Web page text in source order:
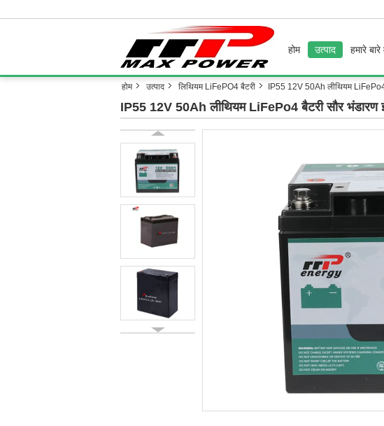
होम उत्पाद हमारे बारे
होम उत्पाद लिथियम LiFePO4 बैटरी IP55 12V 50Ah लीथियम LiFePo4
IP55 12V 50Ah लीथियम LiFePo4 बैटरी सौर भंडारण